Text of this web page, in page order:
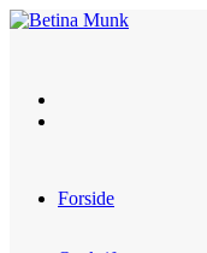
Skip
Forside